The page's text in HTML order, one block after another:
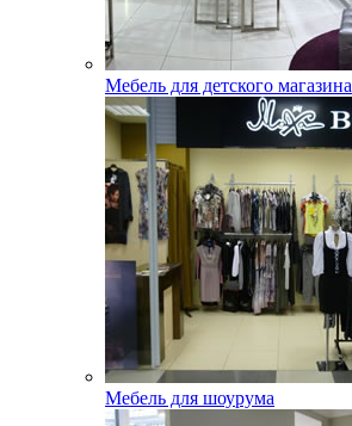
Мебель для детского магазина
Мебель для шоурума